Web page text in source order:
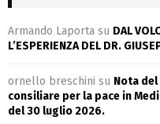
Armando Laporta su DAL
L’ESPERIENZA DEL DR.
ornello breschini su Nota
consiliare per la pace in
del 30 luglio 2026.